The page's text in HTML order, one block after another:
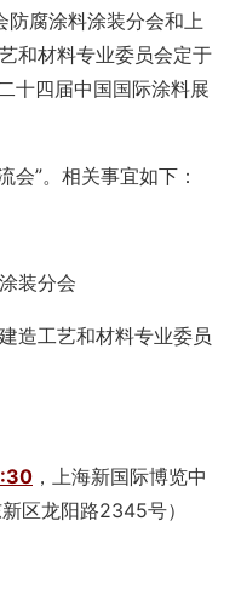
防腐涂料涂装分会和上
和材料专业委员会定于
十四届中国国际涂料展
”。相关事宜如下：
装分会
工艺和材料专业委员
，上海新国际博览中
新区龙阳路2345号）